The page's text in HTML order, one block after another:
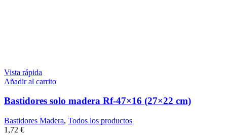
Vista rápida
Añadir al carrito
Bastidores solo madera Rf-47×16 (27×22 cm)
Bastidores Madera, Todos los productos
1,72 €